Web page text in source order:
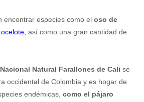
encontrar especies como el oso de
ocelote, así como una gran cantidad de
Natural Farallones de Cali se
occidental de Colombia y es hogar de
endémicas, como el pájaro